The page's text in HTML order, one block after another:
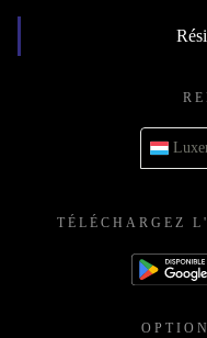
TÉLÉCHARGEZ